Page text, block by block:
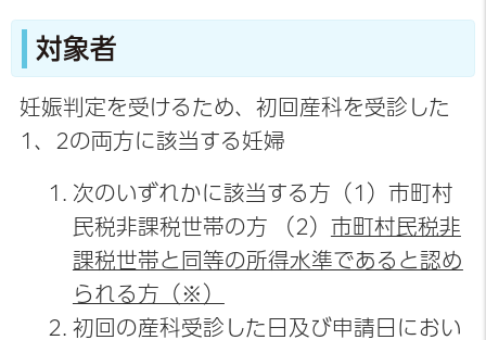
対象者
妊娠判定を受けるため、初回産科を受診した
1、2の両方に該当する妊婦
次のいずれかに該当する方（1）市町村
民税非課税世帯の方 （2） 市町村民税非
課税世帯と同等の所得水準であると認め
られる方（※）
初回の産科受診した日及び申請日におい